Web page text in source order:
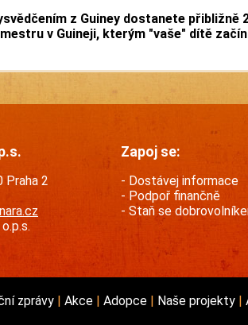
z Guiney dostanete přibližně
v Guineji, kterým "vaše" dítě
Praha 2
Zapoj se:
Dostávej informace
Podpoř finančně
Staň se
zprávy Akce Adopce Naše projekty